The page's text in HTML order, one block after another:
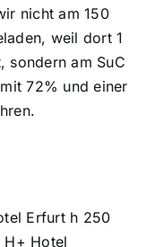
nicht am 150
weil dort 1
sondern am SuC
72% und einer
H+ Hotel